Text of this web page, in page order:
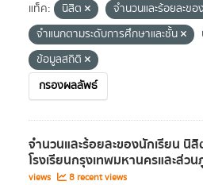
แท็ค: นิสิต
จำนวนและร้อยละขอ
จำแนกตามระดับการศึกษาและชั้น
ข้อมูลสถิติ
กรองผลลัพธ์
จำนวนและร้อยละของนักเรียน นิ
โรงเรียนกรุงเทพมหานครและส่ว
views
8 recent views